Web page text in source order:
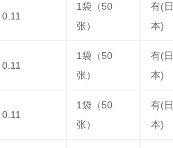
0.11
1袋（50
张）
有(日
本)
0.11
1袋（50
张）
有(日
本)
0.11
1袋（50
张）
有(日
本)